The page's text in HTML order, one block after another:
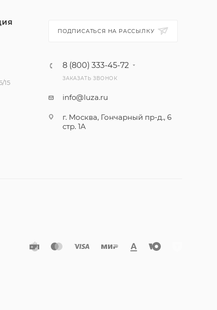
15
ПОДПИСАТЬСЯ НА РАССЫЛКУ
8 (800) 333-45-72
ЗАКАЗАТЬ ЗВОНОК
info@luza.ru
г. Москва, Гончарный пр-д., 6
стр. 1А